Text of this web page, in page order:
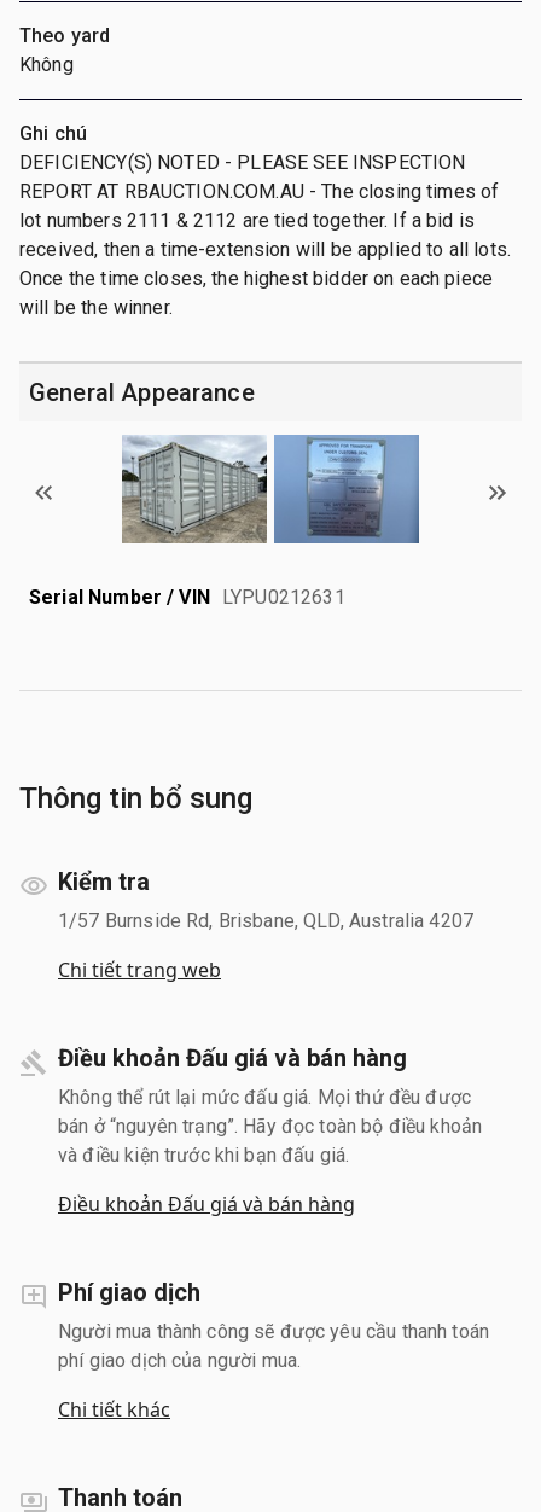
Theo yard
Không
Ghi chú
DEFICIENCY(S) NOTED - PLEASE SEE INSPECTION
REPORT AT RBAUCTION.COM.AU - The closing times of
lot numbers 2111 & 2112 are tied together. If a bid is
received, then a time-extension will be applied to all lots.
Once the time closes, the highest bidder on each piece
will be the winner.
General Appearance
Serial Number / VIN LYPU0212631
Thông tin bổ sung
Kiểm tra
1/57 Burnside Rd, Brisbane, QLD, Australia 4207
Chi tiết trang web
Điều khoản Đấu giá và bán hàng
Không thể rút lại mức đấu giá. Mọi thứ đều được
bán ở “nguyên trạng”. Hãy đọc toàn bộ điều khoản
và điều kiện trước khi bạn đấu giá.
Điều khoản Đấu giá và bán hàng
Phí giao dịch
Người mua thành công sẽ được yêu cầu thanh toán
phí giao dịch của người mua.
Chi tiết khác
Thanh toán